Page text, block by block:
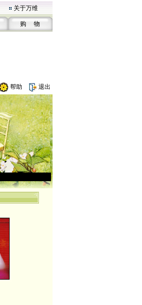
关于万维
购 物
帮助 退出